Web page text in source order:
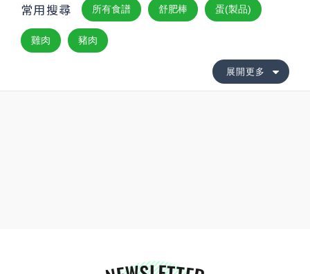
常用搜尋 所有食譜 舒肥棒 蛋(製品)
雞肉 豬肉
展開更多